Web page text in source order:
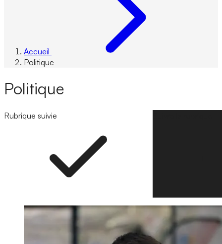
Accueil
Politique
Politique
Rubrique suivie